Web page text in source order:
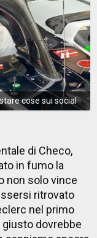
cose sui social
di Checo,
in fumo la
non solo vince
ritrovato
nel primo
dovrebbe